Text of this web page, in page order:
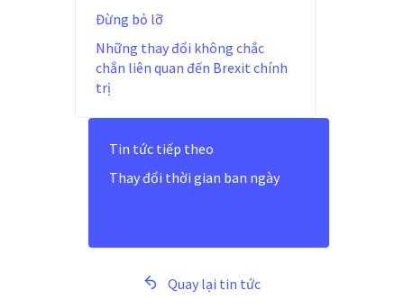
Đừng bỏ lỡ
Những thay đổi không chắc
chắn liên quan đến Brexit chính
trị
Tin tức tiếp theo
Thay đổi thời gian ban ngày
Quay lại tin tức